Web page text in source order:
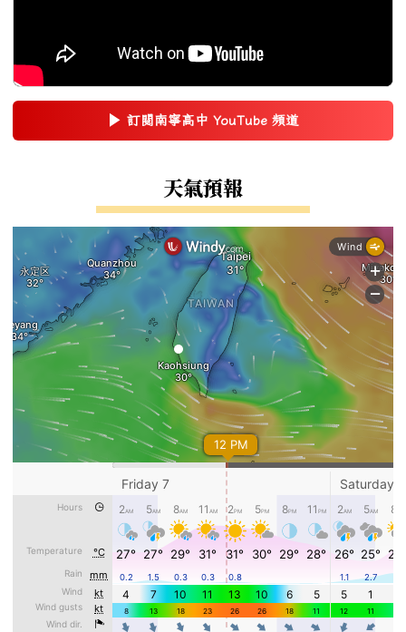
▶ 訂閱南寧高中 YouTube 頻道
(另開新視窗)
天氣預報